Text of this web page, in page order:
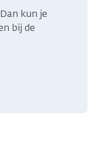
kun je
bij de